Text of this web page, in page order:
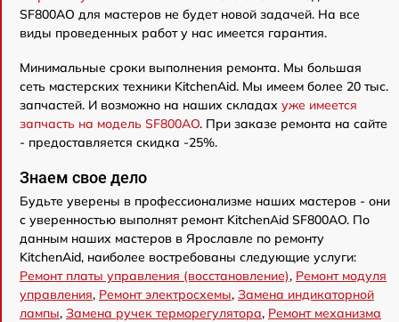
SF800AO для мастеров не будет новой задачей. На все
виды проведенных работ у нас имеется гарантия.
Минимальные сроки выполнения ремонта. Мы большая
сеть мастерских техники KitchenAid. Мы имеем более 20 тыс.
запчастей. И возможно на наших складах уже имеется
запчасть на модель SF800AO. При заказе ремонта на сайте
- предоставляется скидка -25%.
Знаем свое дело
Будьте уверены в профессионализме наших мастеров - они
с уверенностью выполнят ремонт KitchenAid SF800AO. По
данным наших мастеров в Ярославле по ремонту
KitchenAid, наиболее востребованы следующие услуги:
Ремонт платы управления (восстановление), Ремонт модуля
управления, Ремонт электросхемы, Замена индикаторной
лампы, Замена ручек терморегулятора, Ремонт механизма